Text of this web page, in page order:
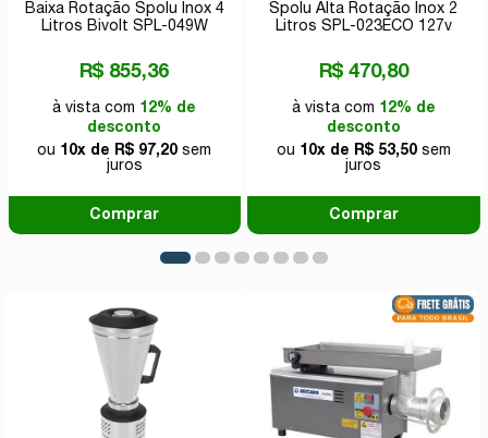
Baixa Rotação Spolu Inox 4
Litros Bivolt SPL-049W
R$ 855,36
à vista com 12% de
desconto
ou 10x de R$ 97,20 sem
juros
Comprar
Spolu Alta Rotação Inox 2
Litros SPL-023ECO 127v
R$ 470,80
à vista com 12% de
desconto
ou 10x de R$ 53,50sem
juros
Comprar